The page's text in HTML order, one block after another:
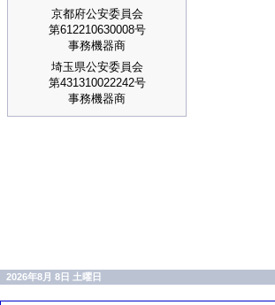
京都府公安委員会
第612210630008号
事務機器商
埼玉県公安委員会
第431310022242号
事務機器商
2026年8月 8日 土曜日